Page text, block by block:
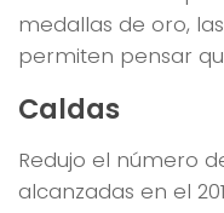
medallas de oro,
permiten pensar
Caldas
Redujo el número
alcanzadas en el